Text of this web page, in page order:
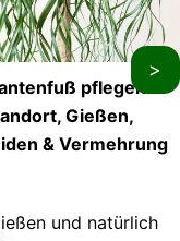
pflegen:
Gießen,
& Vermehrung
>
und natürlich